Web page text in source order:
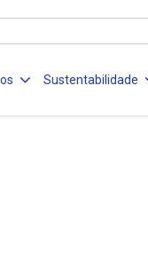
Sustentabilidade